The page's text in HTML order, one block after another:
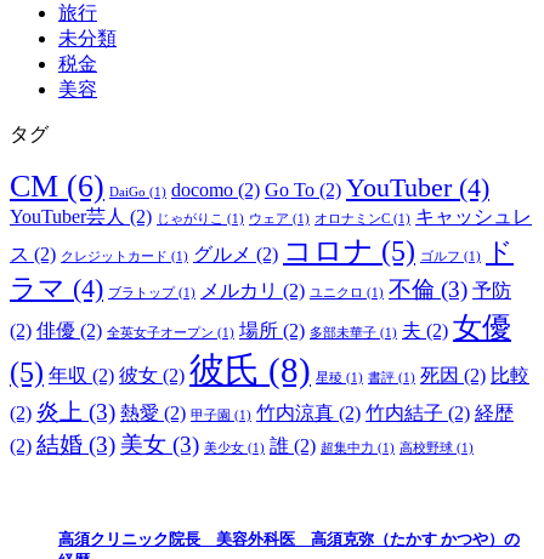
旅行
未分類
税金
美容
タグ
CM (6) DaiGo (1) docomo (2) Go To (2) YouTuber(4)
YouTuber芸人 (2) じゃがりこ (1) ウェア (1) オロナミンC (1) キャッシュレ
ス (2) クレジットカード (1) グルメ (2) コロナ (5) ゴルフ (1)
ド
ラマ (4) ブラトップ(1) メルカリ (2) ユニクロ (1) 不倫 (3) 予防
(2) 俳優 (2) 全英女子オープン (1) 場所 (2) 多部未華子 (1) 夫 (2) 女優
(5) 年収 (2) 彼女 (2) 彼氏 (8) 星稜 (1) 書評 (1) 死因 (2) 比較
(2) 炎上 (3) 熱愛 (2) 甲子園 (1) 竹内涼真 (2) 竹内結子 (2) 経歴
(2) 結婚 (3) 美女 (3) 美少女 (1) 誰 (2) 超集中力 (1) 高校野球 (1)
高須クリニック院長 美容外科医 高須克弥（たかす かつや）の